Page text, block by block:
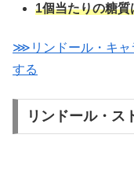
1個当たりの糖
⋙リンドール・キャ
する
リンドール・ス